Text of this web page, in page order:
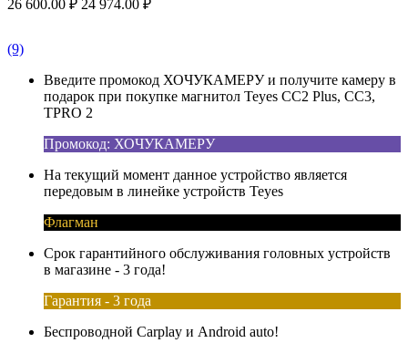
26 600.00 ₽ 24 974.00 ₽
(9)
Введите промокод ХОЧУКАМЕРУ и получите камеру в
подарок при покупке магнитол Teyes CC2 Plus, CC3,
TPRO 2
Промокод: ХОЧУКАМЕРУ
На текущий момент данное устройство является
передовым в линейке устройств Teyes
Флагман
Срок гарантийного обслуживания головных устройств
в магазине - 3 года!
Гарантия - 3 года
Беспроводной Carplay и Android auto!